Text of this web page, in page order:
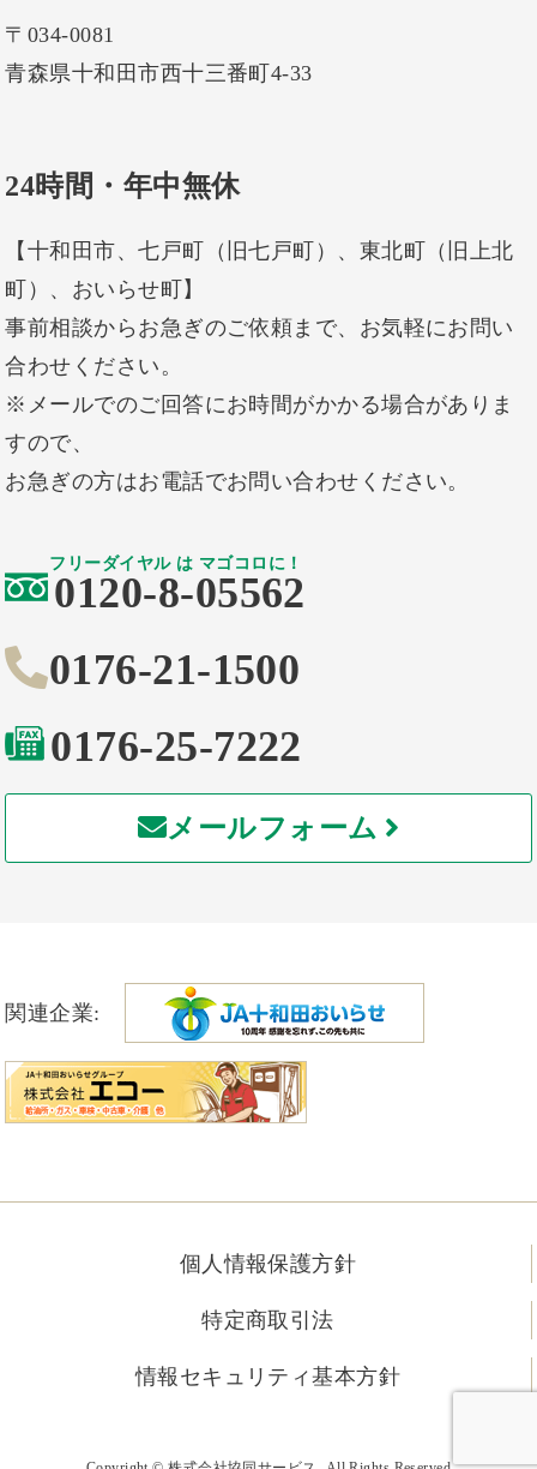
〒034-0081
青森県十和田市西十三番町4-33
24時間・年中無休
【十和田市、七戸町（旧七戸町）、東北町（旧上北
町）、おいらせ町】
事前相談からお急ぎのご依頼まで、お気軽にお問い
合わせください。
※メールでのご回答にお時間がかかる場合がありま
すので、
お急ぎの方はお電話でお問い合わせください。
フリーダイヤル は マゴコロに！
0120-8-05562
0176-21-1500
0176-25-7222
メールフォーム
関連企業:
個人情報保護方針
特定商取引法
情報セキュリティ基本方針